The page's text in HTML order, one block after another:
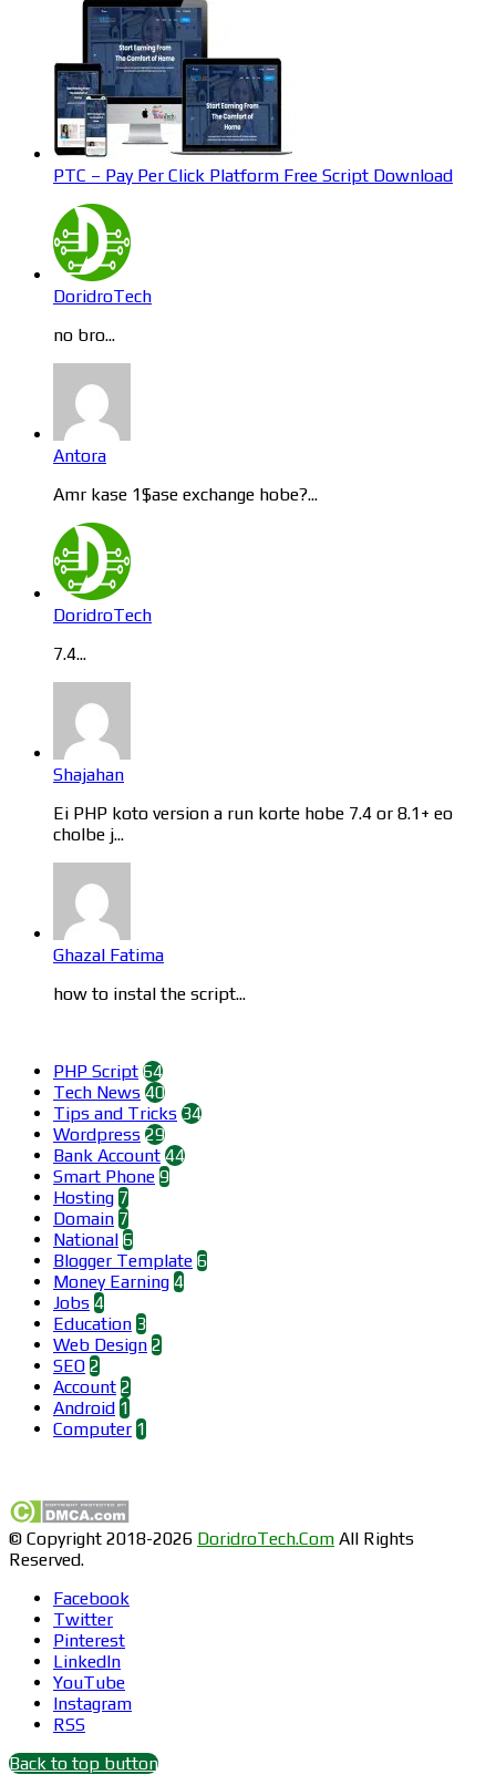
PTC – Pay Per Click Platform Free Script Download
DoridroTech
no bro...
Antora
Amr kase 1$ase exchange hobe?...
DoridroTech
7.4...
Shajahan
Ei PHP koto version a run korte hobe 7.4 or 8.1+ eo
cholbe j...
Ghazal Fatima
how to instal the script...
PHP Script 64
Tech News 40
Tips and Tricks 34
Wordpress 29
Bank Account 44
Smart Phone 9
Hosting 7
Domain 7
National 6
Blogger Template 6
Money Earning 4
Jobs 4
Education 3
Web Design 2
SEO 2
Account 2
Android 1
Computer 1
© Copyright 2018-2026 DoridroTech.Com All Rights
Reserved.
Facebook
Twitter
Pinterest
LinkedIn
YouTube
Instagram
RSS
Back to top button